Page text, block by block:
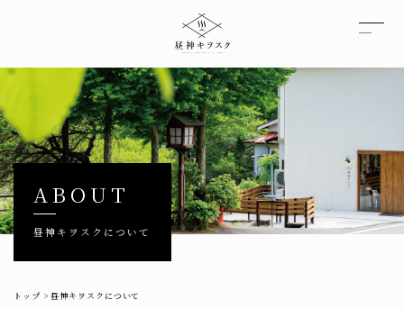
ABOUT
昼神キヲスクについて
トップ>昼神キヲスクについて